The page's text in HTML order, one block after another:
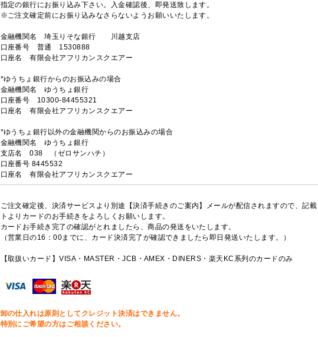
指定の銀行にお振り込み下さい。入金確認後、即発送致します。
※ご注文確定前にお振り込みなさらないようお願いいたします。
金融機関名 埼玉りそな銀行 川越支店
口座番号 普通 1530888
口座名 有限会社アフリカンスクエアー
*ゆうちょ銀行からのお振込みの場合
金融機関名 ゆうちょ銀行
口座番号 10300-84455321
口座名 有限会社アフリカンスクエアー
*ゆうちょ銀行以外の金融機関からのお振込みの場合
金融機関名 ゆうちょ銀行
支店名 038 （ゼロサンハチ）
口座番号 8445532
口座名 有限会社アフリカンスクエアー
ご注文確定後、決済サービスより別途【決済手続きのご案内】メールが配信されますので、記
トよりカードのお手続きをよろしくお願いします。
カードお手続き完了の確認がとれましたら、商品の発送をいたします。
（営業日の16：00までに、カード決済完了が確認できましたら即日発送いたします。）
【取扱いカード】VISA・MASTER・JCB・AMEX・DINERS・楽天KC系列のカードのみ
卸の仕入れは原則としてクレジット決済はできません。
特別にご希望の方はご相談ください。